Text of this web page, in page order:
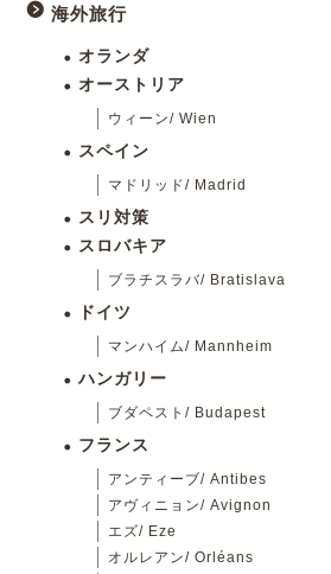
海外旅行
オランダ
オーストリア
ウィーン/ Wien
スペイン
マドリッド/ Madrid
スリ対策
スロバキア
ブラチスラバ/ Bratislava
ドイツ
マンハイム/ Mannheim
ハンガリー
ブダペスト/ Budapest
フランス
アンティーブ/ Antibes
アヴィニョン/ Avignon
エズ/ Eze
オルレアン/ Orléans